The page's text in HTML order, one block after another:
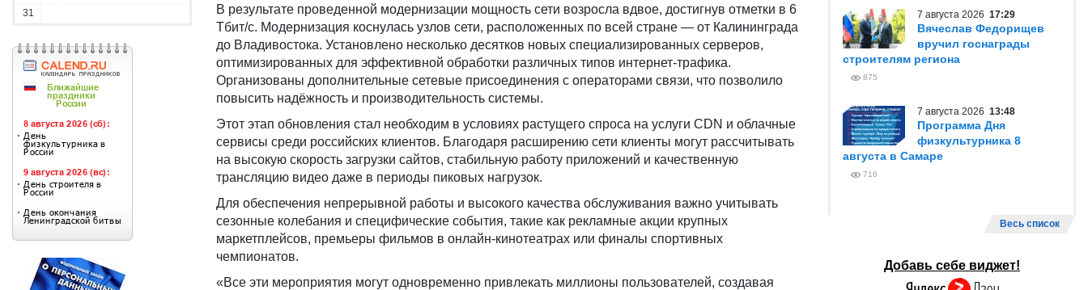
31
В результате проведенной модернизации мощность сети возросла вдвое, достигнув отметки в 6
Тбит/с. Модернизация коснулась узлов сети, расположенных по всей стране — от Калининграда
до Владивостока. Установлено несколько десятков новых специализированных серверов,
оптимизированных для эффективной обработки различных типов интернет-трафика.
Организованы дополнительные сетевые присоединения с операторами связи, что позволило
повысить надёжность и производительность системы.
Этот этап обновления стал необходим в условиях растущего спроса на услуги CDN и облачные
сервисы среди российских клиентов. Благодаря расширению сети клиенты могут рассчитывать
на высокую скорость загрузки сайтов, стабильную работу приложений и качественную
трансляцию видео даже в периоды пиковых нагрузок.
Для обеспечения непрерывной работы и высокого качества обслуживания важно учитывать
сезонные колебания и специфические события, такие как рекламные акции крупных
маркетплейсов, премьеры фильмов в онлайн-кинотеатрах или финалы спортивных
чемпионатов.
«Все эти мероприятия могут одновременно привлекать миллионы пользователей, создавая
7 августа 2026 17:29
Вячеслав Федорищев
вручил госнаграды
строителям региона
875
7 августа 2026 13:48
Программа Дня
физкультурника 8
августа в Самаре
716
Весь список
Добавь себе виджет!